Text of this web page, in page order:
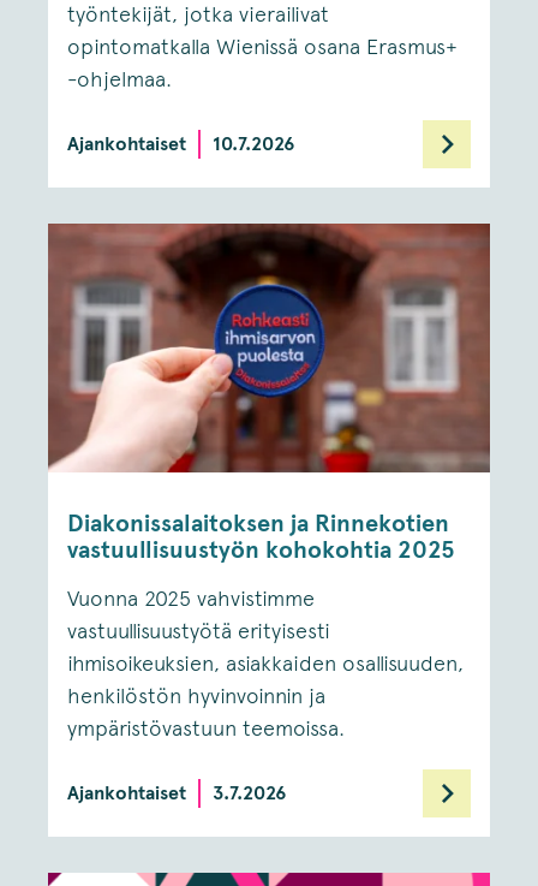
työntekijät, jotka vierailivat
opintomatkalla Wienissä osana Erasmus+
-ohjelmaa.
Ajankohtaiset 10.7.2026
Diakonissalaitoksen ja Rinnekotien
vastuullisuustyön kohokohtia 2025
Vuonna 2025 vahvistimme
vastuullisuustyötä erityisesti
ihmisoikeuksien, asiakkaiden osallisuuden,
henkilöstön hyvinvoinnin ja
ympäristövastuun teemoissa.
Ajankohtaiset 3.7.2026